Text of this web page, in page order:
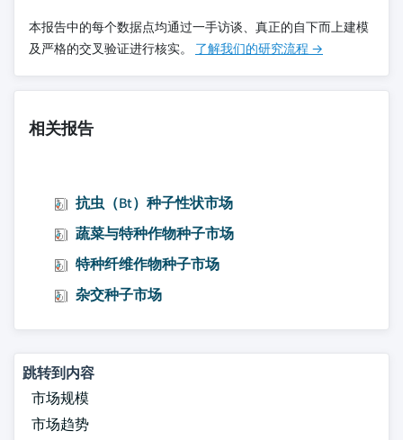
本报告中的每个数据点均通过一手访谈、真正的自下而上建模
及严格的交叉验证进行核实。 了解我们的研究流程 →
相关报告
抗虫（Bt）种子性状市场
蔬菜与特种作物种子市场
特种纤维作物种子市场
杂交种子市场
跳转到内容
市场规模
市场趋势